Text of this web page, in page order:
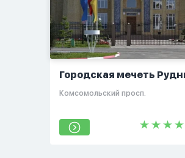
Городская мечеть
Комсомольский просп.